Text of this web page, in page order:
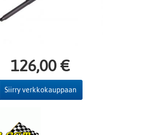
126,00 €
Siirry verkkokauppaan